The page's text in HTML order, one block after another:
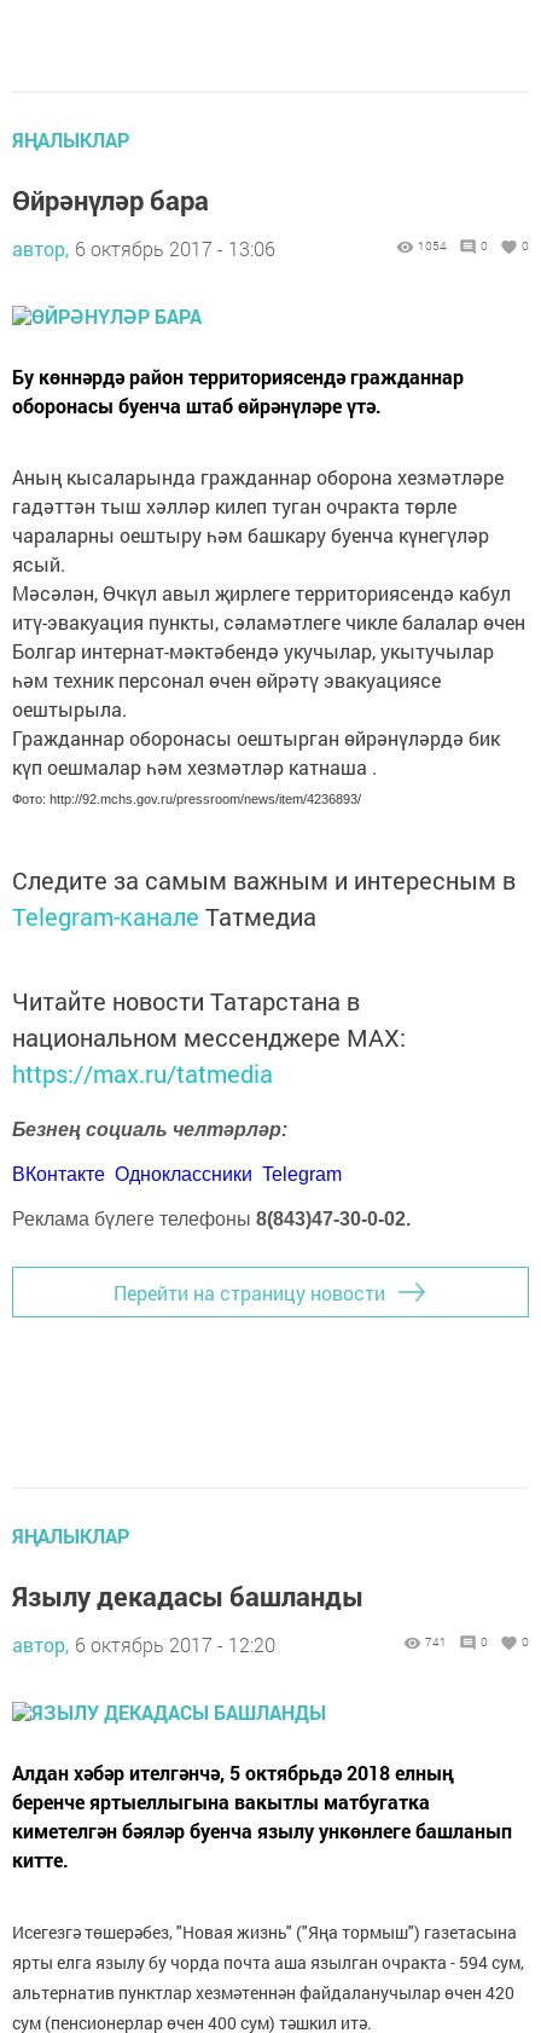
ЯҢАЛЫКЛАР
Өйрәнүләр бара
автор, 6 октябрь 2017 - 13:06 1054 0 0
Бу көннәрдә район территориясендә гражданнар
оборонасы буенча штаб өйрәнүләре үтә.
Аның кысаларында гражданнар оборона хезмәтләре
гадәттән тыш хәлләр килеп туган очракта төрле
чараларны оештыру һәм башкару буенча күнегүләр
ясый.
Мәсәлән, Өчкүл авыл җирлеге территориясендә кабул
итү-эвакуация пункты, сәламәтлеге чикле балалар өчен
Болгар интернат-мәктәбендә укучылар, укытучылар
һәм техник персонал өчен өйрәтү эвакуациясе
оештырыла.
Гражданнар оборонасы оештырган өйрәнүләрдә бик
күп оешмалар һәм хезмәтләр катнаша .
Фото: http://92.mchs.gov.ru/pressroom/news/item/4236893/
Следите за самым важным и интересным в
Telegram-канале Татмедиа
Читайте новости Татарстана в
национальном мессенджере MАХ:
https://max.ru/tatmedia
Безнең социаль челтәрләр:
ВКонтакте Одноклассники Telegram
Реклама бүлеге телефоны 8(843)47-30-0-02.
Перейти на страницу новости
ЯҢАЛЫКЛАР
Язылу декадасы башланды
автор, 6 октябрь 2017 - 12:20 741 0 0
Алдан хәбәр ителгәнчә, 5 октябрьдә 2018 елның
беренче яртыеллыгына вакытлы матбугатка
киметелгән бәяләр буенча язылу ункөнлеге башланып
китте.
Исегезгә төшерәбез, "Новая жизнь" ("Яңа тормыш") газетасына
ярты елга язылу бу чорда почта аша язылган очракта - 594 сум,
альтернатив пунктлар хезмәтеннән файдаланучылар өчен 420
сум (пенсионерлар өчен 400 сум) тәшкил итә.